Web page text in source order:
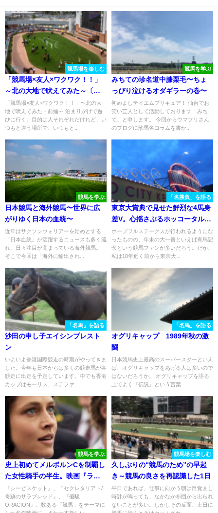
競馬場を楽しむ
「競馬場×友人×ワクワク！！」
～北の大地で吠えてみた～〔前
編〕
「競馬場×友人×ワクワク！！」〜北の大
地で吠えてみた・前編～ 泊まりがけで遊
びに行く。目的は人それぞれだけれど、い
つもと違う場所で、いつもと...
競馬を学ぶ
みちての珍名道中膝栗毛〜ちょ
っぴり泣けるオダギラーの巻〜
初めましテイエムプリキュア！ 仙台でお
笑い芸人として活動しております「みち
て」と申します。 今回からウマフリさん
のブログに珍馬名コラムを書か...
競馬を学ぶ
日本競馬と海外競馬〜世界に広
がりゆく日本の血統〜
近年はサクソンウォリアーを始めとする
「日本血統」が活躍するニュースも多く流
れ、日々注目が高まっている海外競馬。
そこで今回は「海外に輸出され...
「名勝負」を語る
東京大賞典で見せた鮮烈な4馬身
差V。心揺さぶるホッコータルマ
エの走り
ホープフルステークスが行われるようにな
ったものの、年末の大一番といえば有馬記
念という競馬ファンが多いだろう。だが、
私は10年近く前から東京大...
「名馬」を語る
沙田の申し子エイシンプレスト
ン
いよいよ香港国際競走の時期がやってきま
した。今年も日本からは多くの競走馬が各
競走に出走を予定しています。中でも香港
カップはモーリス、ステファ...
「名馬」を語る
オグリキャップ 1989年秋の激
闘
日本競馬史上最高のスーパースターといえ
ば、オグリキャップをあげる人は多いので
はないだろうか。 オグリキャップを語る
上でよく『伝説』という言葉...
競馬を学ぶ
史上初めてメルボルンCを制覇し
た女性騎手の半生。映画『ライ
ド・ライク・ア・ガール』
『シービスケット』、『セクレタリアト/
奇跡のサラブレッド』、『優駿
ORACION』。数ある「競馬」をテーマに
競馬場を楽しむ
久しぶりの“競馬のため”の早起
き～競馬の良さを再認識した1日
平日であれば、仕事に向かう朝は目覚まし
時計が鳴っても、なかなか布団から出られ
ないことが多い。しかしその反面、土日に